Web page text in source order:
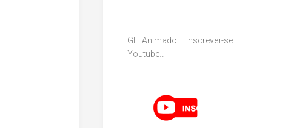
GIF Animado – Inscrever-se –
Youtube…